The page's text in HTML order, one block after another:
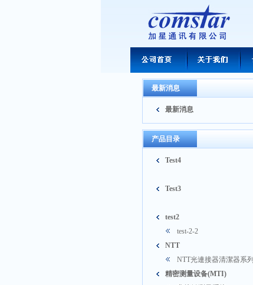
最新消息
最新消息
产品目录
Test4
Test3
test2
test-2-2
NTT
NTT光連接器清潔器系列
精密测量设备(MTI)